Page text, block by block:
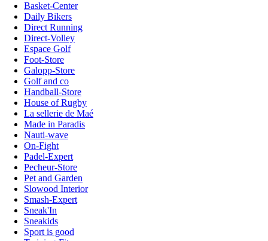
Basket-Center
Daily Bikers
Direct Running
Direct-Volley
Espace Golf
Foot-Store
Galopp-Store
Golf and co
Handball-Store
House of Rugby
La sellerie de Maé
Made in Paradis
Nauti-wave
On-Fight
Padel-Expert
Pecheur-Store
Pet and Garden
Slowood Interior
Smash-Expert
Sneak'In
Sneakids
Sport is good